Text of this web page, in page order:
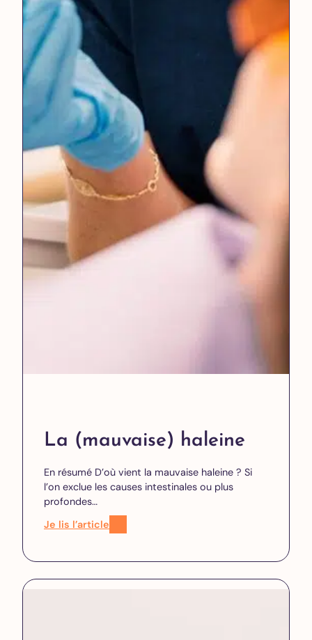
La (mauvaise) haleine
En résumé D’où vient la mauvaise haleine ? Si
l’on exclue les causes intestinales ou plus
profondes…
Je lis l’article